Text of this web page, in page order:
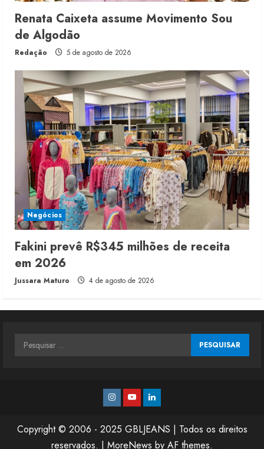
Renata Caixeta assume Movimento Sou
de Algodão
Redação 5 de agosto de 2026
Negócios
Fakini prevê R$345 milhões de receita
em 2026
Jussara Maturo 4 de agosto de 2026
Pesquisar
Instagram
YoutubeLinkedin
Copyright © 2006 - 2025 GBLJEANS | Todos os direitos
reservados. | MoreNews by AF themes.